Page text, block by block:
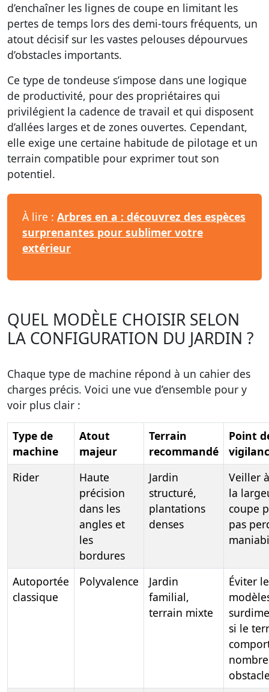
d’enchaîner les lignes de coupe en limitant les
pertes de temps lors des demi-tours fréquents, un
atout décisif sur les vastes pelouses dépourvues
d’obstacles importants.
Ce type de tondeuse s’impose dans une logique
de productivité, pour des propriétaires qui
privilégient la cadence de travail et qui disposent
d’allées larges et de zones ouvertes. Cependant,
elle exige une certaine habitude de pilotage et un
terrain compatible pour exprimer tout son
potentiel.
À lire : Arbres en a : découvrez des espèces
surprenantes pour sublimer votre
extérieur
QUEL MODÈLE CHOISIR SELON
LA CONFIGURATION DU JARDIN ?
Chaque type de machine répond à un cahier des
charges précis. Voici une vue d’ensemble pour y
voir plus clair :
Type de
machine
Atout
majeur
Terrain
recommandé
Point
Rider
Haute
précision
dans les
angles et
les
bordures
Jardin
structuré,
plantations
denses
Veiller
la
coupe
pas
Autoportée
classique
Polyvalence
Jardin
familial,
terrain mixte
Éviter
si le